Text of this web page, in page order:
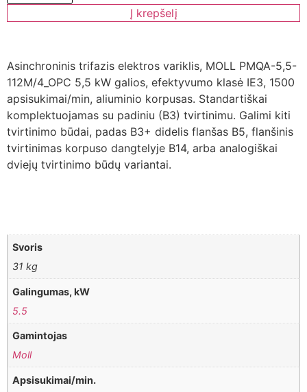
Į krepšelį
Asinchroninis trifazis elektros variklis, MOLL PMQA-5,5-
112M/4_OPC 5,5 kW galios, efektyvumo klasė IE3, 1500
apsisukimai/min, aliuminio korpusas. Standartiškai
komplektuojamas su padiniu (B3) tvirtinimu. Galimi kiti
tvirtinimo būdai, padas B3+ didelis flanšas B5, flanšinis
tvirtinimas korpuso dangtelyje B14, arba analogiškai
dviejų tvirtinimo būdų variantai.
Svoris
31 kg
Galingumas, kW
5.5
Gamintojas
Moll
Apsisukimai/min.